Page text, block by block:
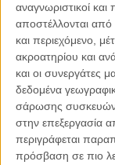
αναγνωριστικοί
αποστέλλονται από
και περιεχόμενο,
ακροατηρίου και
και οι συνεργάτες
δεδομένα
σάρωσης συσκευών.
στην επεξεργασία
περιγράφεται
πρόσβαση σε πιο
ΠΑΡΕΜΒΆΣΕΙΣ,
Όταν πήρα στα
μου… που